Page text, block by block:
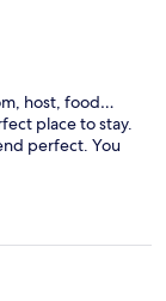
host, food…
place to stay.
perfect. You